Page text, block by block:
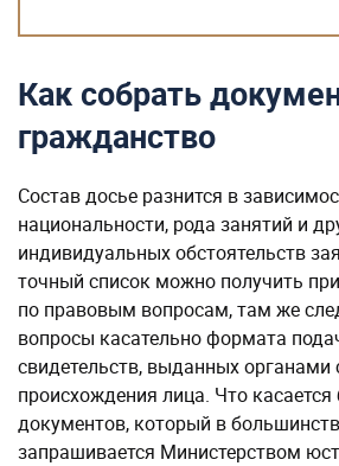
Как собрать
гражданство
Состав досье разнится в
национальности, рода занятий и
индивидуальных обстоятельств
точный список можно получить
по правовым вопросам, там же
вопросы касательно формата
свидетельств, выданных органами
происхождения лица. Что касается
документов, который в
запрашивается Министерством